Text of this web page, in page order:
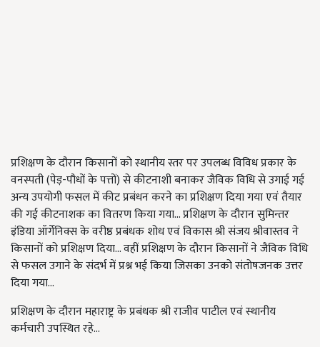
प्रशिक्षण के दौरान किसानों को स्थानीय स्तर पर उपलब्ध विविध प्रकार के
वनस्पती (पेड़-पौधों के पत्तों) से कीटनाशी बनाकर जैविक विधि से उगाई गई
अन्य उपयोगी फसल में कीट प्रबंधन करने का प्रशिक्षण दिया गया एवं तैयार
की गई कीटनाशक का वितरण किया गया... प्रशिक्षण के दौरान सुमिन्तर
इंडिया ऑर्गेनिक्स के वरीष्ठ प्रबंधक शोध एवं विकास श्री संजय श्रीवास्तव ने
किसानों को प्रशिक्षण दिया... वहीं प्रशिक्षण के दौरान किसानों ने जैविक विधि
से फसल उगाने के संदर्भ में प्रश्न भई किया जिसका उनको संतोषजनक उत्तर
दिया गया...
प्रशिक्षण के दौरान महाराष्ट्र के प्रबंधक श्री राजीव पाटील एवं स्थानीय
कर्मचारी उपस्थित रहे...